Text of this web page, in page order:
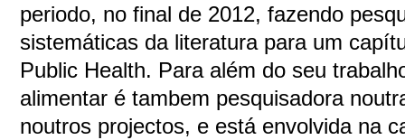
periodo, no final de 2012, fazendo
sistemáticas da literatura para um
Public Health. Para além do seu
alimentar é tambem pesquisadora
noutros projectos, e está envolvida na